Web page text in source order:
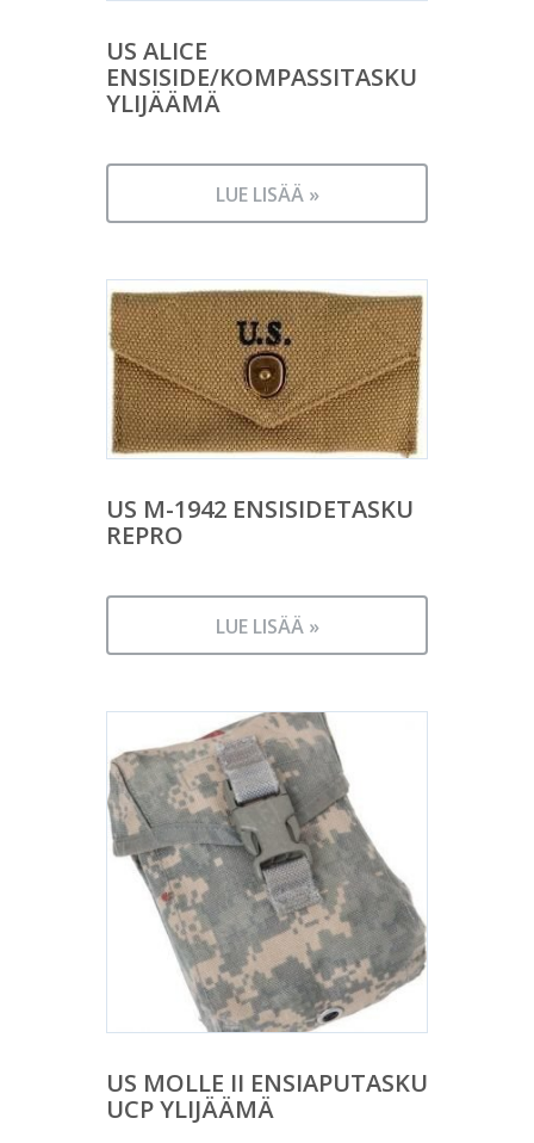
US ALICE
ENSISIDE/KOMPASSITASKU
YLIJÄÄMÄ
LUE LISÄÄ »
US M-1942 ENSISIDETASKU
REPRO
LUE LISÄÄ »
US MOLLE II ENSIAPUTASKU
UCP YLIJÄÄMÄ